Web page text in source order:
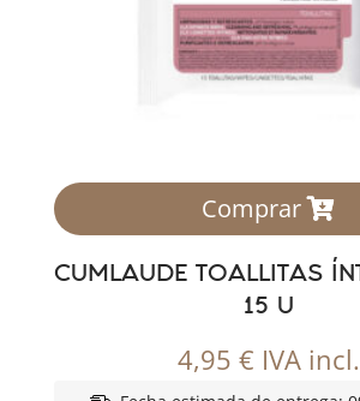
Comprar
CUMLAUDE TOALLITAS
15 U
4,95 € IVA incl.